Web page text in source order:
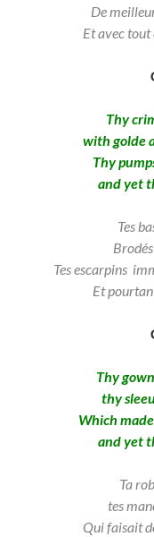
De
Et avec tout
Thy
with golde
Thy
and yet
Tes
Tes escarpins
Et
Thy
thy
Which
and yet
Ta
tes
Qui faisait